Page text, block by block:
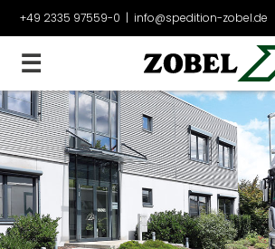
+49 2335 97559-0 | info@spedition-zobel.de
☰